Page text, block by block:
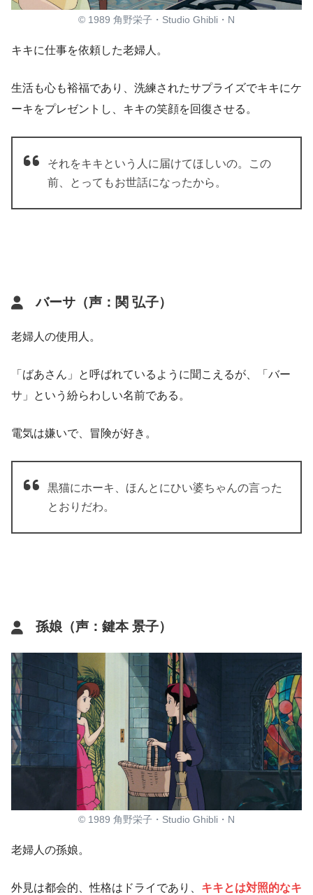
© 1989 角野栄子・Studio Ghibli・N
キキに仕事を依頼した老婦人。
生活も心も裕福であり、洗練されたサプライズでキキにケ
ーキをプレゼントし、キキの笑顔を回復させる。
それをキキという人に届けてほしいの。この
前、とってもお世話になったから。
バーサ（声：関 弘子）
老婦人の使用人。
「ばあさん」と呼ばれているように聞こえるが、「バー
サ」という紛らわしい名前である。
電気は嫌いで、冒険が好き。
黒猫にホーキ、ほんとにひい婆ちゃんの言った
とおりだわ。
孫娘（声：鍵本 景子）
© 1989 角野栄子・Studio Ghibli・N
老婦人の孫娘。
外見は都会的、性格はドライであり、 キキとは対照的なキ